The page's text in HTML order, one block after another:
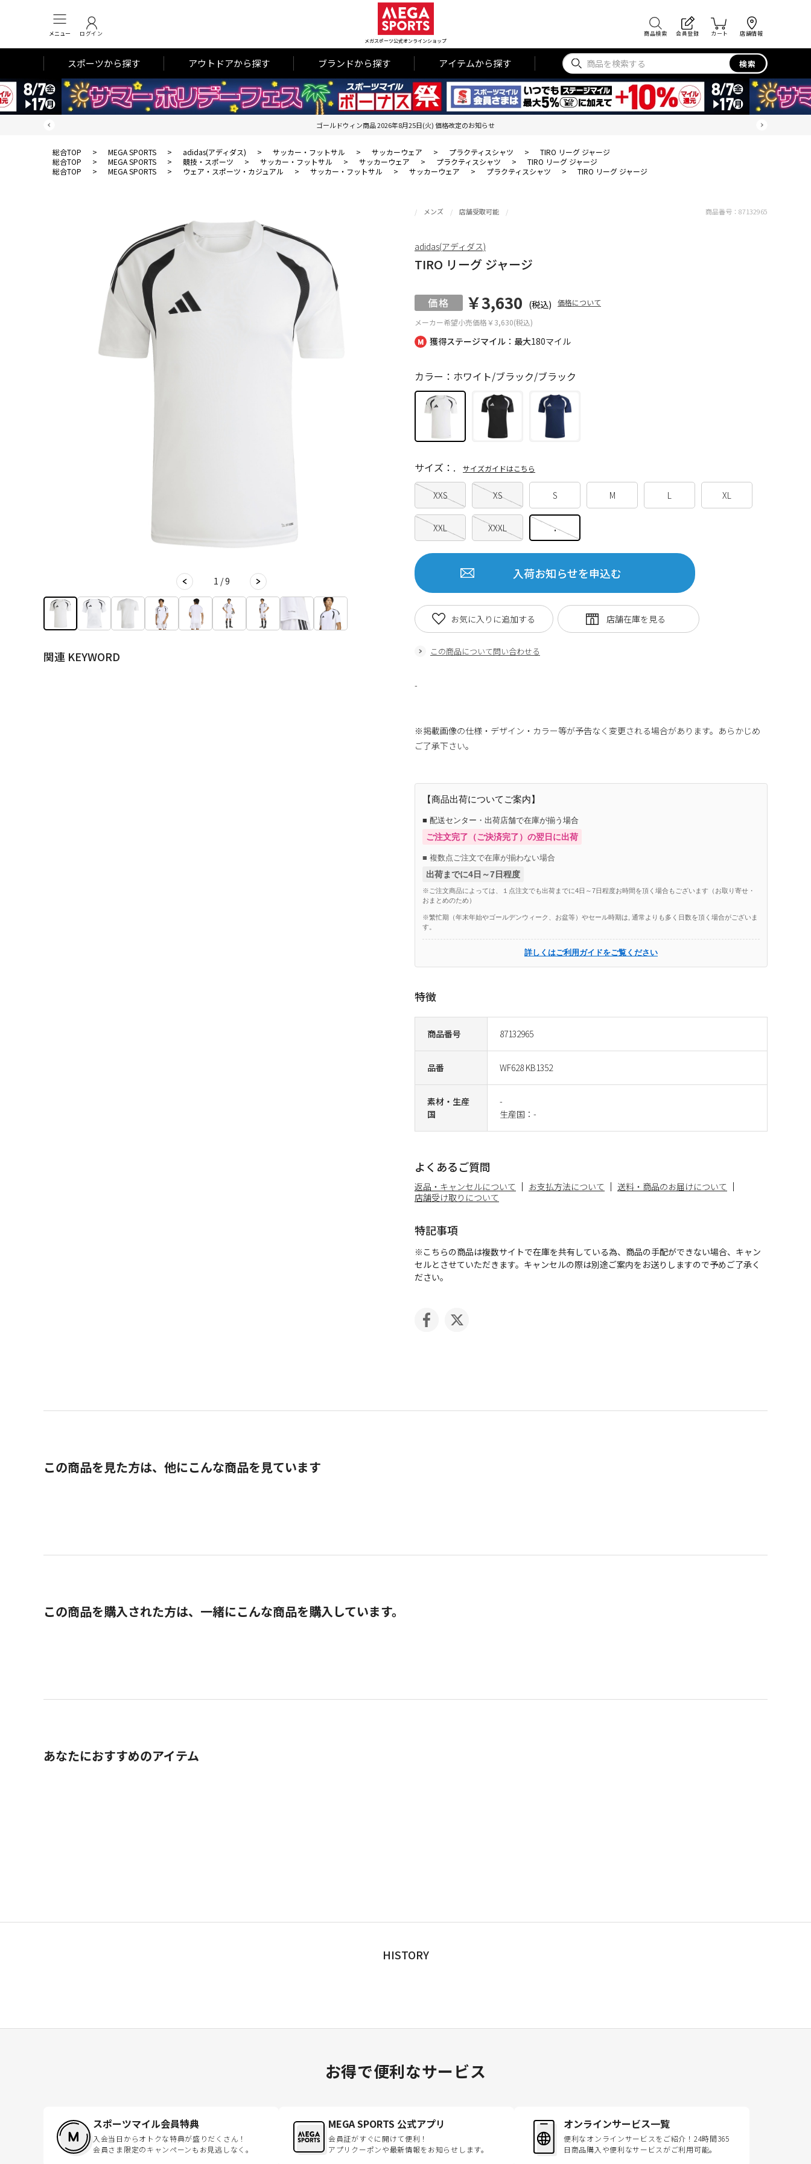
メニュー ログイン
メガスポーツ公式オンラインショップ
商品検索 会員登録 カート 店舗情報
スポーツから探す アウトドアから探す ブランドから探す アイテムから探す 検索
ゴールドウィン商品 2026年8月25日(火) 価格改定のお知らせ
総合TOP > MEGA SPORTS > adidas(アディダス) > サッカー・フットサル > サッカーウェア > プラクティスシャツ >
TIRO リーグ ジャージ
総合TOP
> MEGA SPORTS > 競技・スポーツ > サッカー・フットサル > サッカーウェア > プラクティスシャツ >
TIRO リーグ ジャージ
総合TOP
> MEGA SPORTS > ウェア・スポーツ・カジュアル > サッカー・フットサル > サッカーウェア > プラクティスシャツ > TIRO リーグ ジャージ
1 / 9
関連 KEYWORD
獲得ステージマイル：最大180マイル
メンズ 店舗受取可能
TIRO リーグ ジャージ
メーカー希望小売価格￥3,630(税込)
￥3,630 (税込) 価格について
商品番号 87132965
品番 WF628 KB1352
素材・生産
国
-
生産国：-
カラー：ホワイト/ブラック/ブラック
XXS XS S M L XL
XXL XXXL .
サイズ：. サイズガイドはこちら
入荷お知らせを申込む
この商品について問い合わせる
お気に入りに追加する
商品番号： 87132965
adidas(アディダス)
-
※掲載画像の仕様・デザイン・カラー等が予告なく変更される場合があります。あらかじめ
ご了承下さい。
【商品出荷についてご案内】
■ 配送センター・出荷店舗で在庫が揃う場合
ご注文完了（ご決済完了）の翌日に出荷
■ 複数点ご注文で在庫が揃わない場合
出荷までに4日～7日程度
※ご注文商品によっては、１点注文でも出荷までに4日～7日程度お時間を頂く場合もございます（お取り寄せ・
おまとめのため）
※繁忙期（年末年始やゴールデンウィーク、お盆等）やセール時期は, 通常よりも多く日数を頂く場合がございま
す。
詳しくはご利用ガイドをご覧ください
特徴
よくあるご質問
返品・キャンセルについて お支払方法について
送料・商品のお届けについて
店舗受け取りについて
特記事項
※こちらの商品は複数サイトで在庫を共有している為、商品の手配ができない場合、キャン
セルとさせていただきます。キャンセルの際は別途ご案内をお送りしますので予めご了承く
ださい。
この商品を見た方は、他にこんな商品を見ています
この商品を購入された方は、一緒にこんな商品を購入しています。
あなたにおすすめのアイテム
HISTORY
お得で便利なサービス
スポーツマイル会員特典
入会当日からオトクな特典が盛りだくさん！
会員さま限定のキャンペーンもお見逃しなく。
MEGA SPORTS 公式アプリ
会員証がすぐに開けて便利！
アプリクーポンや最新情報をお知らせします。
オンラインサービス一覧
便利なオンラインサービスをご紹介！24時間365
日商品購入や便利なサービスがご利用可能。